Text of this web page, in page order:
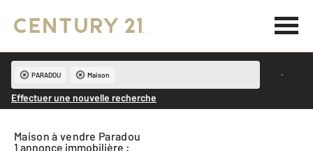
PARADOU Maison
Effectuer une nouvelle recherche
Maison à vendre Paradou
1 annonce immobilière :